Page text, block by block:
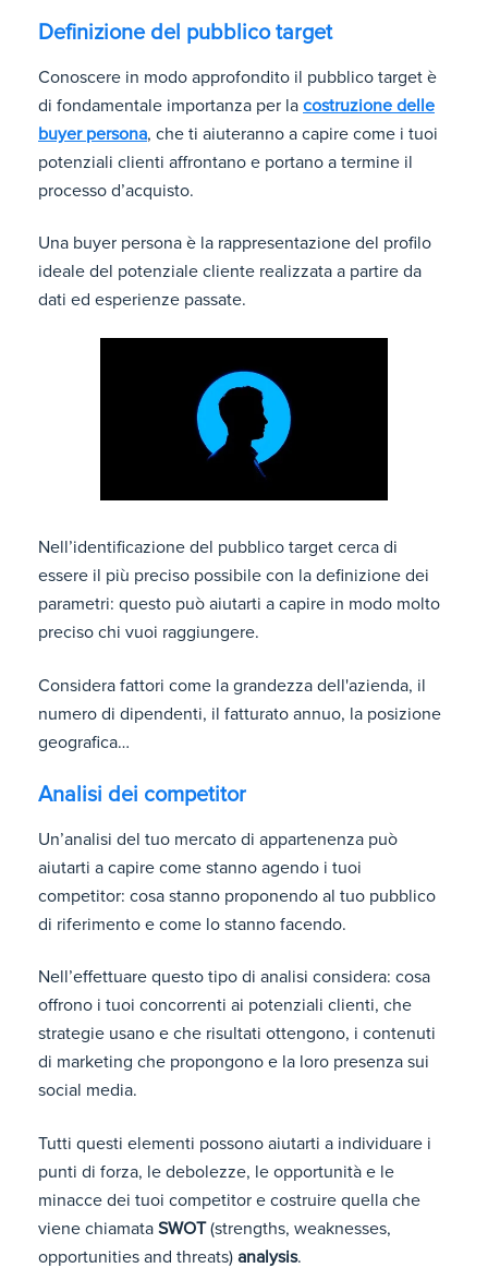
Definizione del pubblico target
Conoscere in modo approfondito il pubblico target è
di fondamentale importanza per la costruzione delle
buyer persona, che ti aiuteranno a capire come i tuoi
potenziali clienti affrontano e portano a termine il
processo d’acquisto.
Una buyer persona è la rappresentazione del profilo
ideale del potenziale cliente realizzata a partire da
dati ed esperienze passate.
Nell’identificazione del pubblico target cerca di
essere il più preciso possibile con la definizione dei
parametri: questo può aiutarti a capire in modo molto
preciso chi vuoi raggiungere.
Considera fattori come la grandezza dell'azienda, il
numero di dipendenti, il fatturato annuo, la posizione
geografica…
Analisi dei competitor
Un’analisi del tuo mercato di appartenenza può
aiutarti a capire come stanno agendo i tuoi
competitor: cosa stanno proponendo al tuo pubblico
di riferimento e come lo stanno facendo.
Nell’effettuare questo tipo di analisi considera: cosa
offrono i tuoi concorrenti ai potenziali clienti, che
strategie usano e che risultati ottengono, i contenuti
di marketing che propongono e la loro presenza sui
social media.
Tutti questi elementi possono aiutarti a individuare i
punti di forza, le debolezze, le opportunità e le
minacce dei tuoi competitor e costruire quella che
viene chiamata SWOT(strengths, weaknesses,
opportunities and threats) analysis.